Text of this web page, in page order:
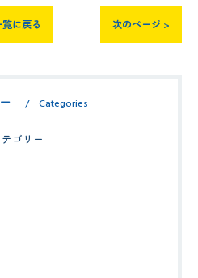
覧に戻る 次のページ >
Categories
ゴリー